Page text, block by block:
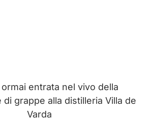
entrata nel vivo della
grappe alla distilleria Villa de
Varda